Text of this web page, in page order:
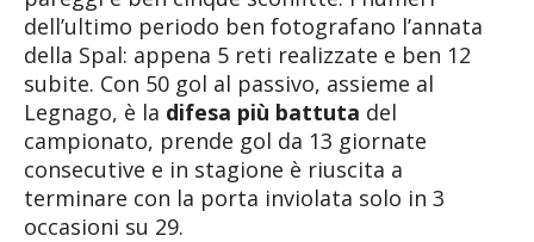
dell’ultimo periodo ben fotografano l’annata
della Spal: appena 5 reti realizzate e ben 12
subite. Con 50 gol al passivo, assieme al
Legnago, è la difesa più battuta del
campionato, prende gol da 13 giornate
consecutive e in stagione è riuscita a
terminare con la porta inviolata solo in 3
occasioni su 29.